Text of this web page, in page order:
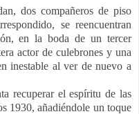
dos compañeros de piso
se reencuentran
en la boda de un tercer
actor de culebrones y una
inestable al ver de nuevo a
recuperar el espíritu de las
1930, añadiéndole un toque